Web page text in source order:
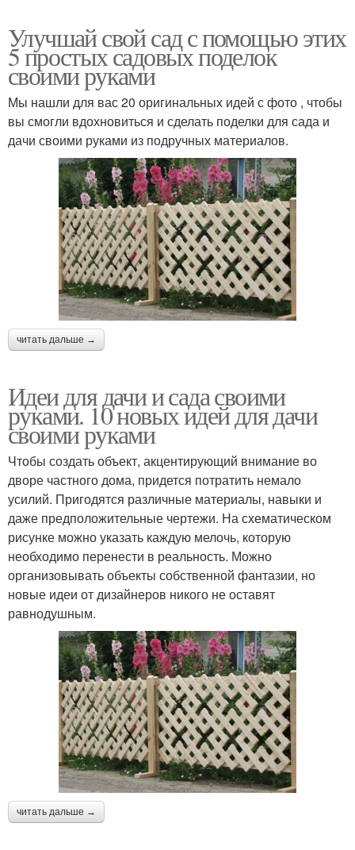
Улучшай свой сад с помощью этих
5 простых садовых поделок
своими руками
Мы нашли для вас 20 оригинальных идей с фото , чтобы
вы смогли вдохновиться и сделать поделки для сада и
дачи своими руками из подручных материалов.
читать дальше →
Идеи для дачи и сада своими
руками. 10 новых идей для дачи
своими руками
Чтобы создать объект, акцентирующий внимание во
дворе частного дома, придется потратить немало
усилий. Пригодятся различные материалы, навыки и
даже предположительные чертежи. На схематическом
рисунке можно указать каждую мелочь, которую
необходимо перенести в реальность. Можно
организовывать объекты собственной фантазии, но
новые идеи от дизайнеров никого не оставят
равнодушным.
читать дальше →